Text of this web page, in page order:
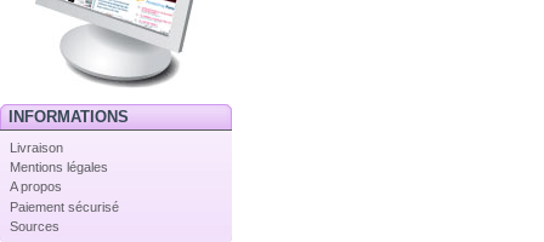
INFORMATIONS
Livraison
Mentions légales
A propos
Paiement sécurisé
Sources